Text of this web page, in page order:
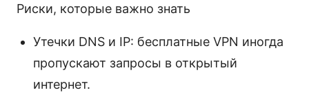
Риски, которые важно знать
Утечки DNS и IP: бесплатные VPN иногда
пропускают запросы в открытый
интернет.